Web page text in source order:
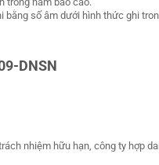
số âm dưới hình thức ghi
DNSN
nhiệm hữu hạn, công ty hợp